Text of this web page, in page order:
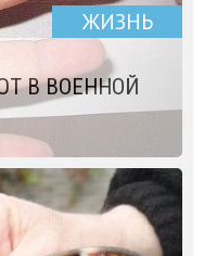
ЖИЗНЬ
В ВОЕННОЙ